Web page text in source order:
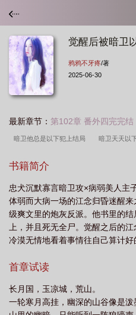
觉醒后被暗卫
鸦鸦不牙疼/著
2025-06-30
最新章节： 第102章 番外四完完结
暗卫他总是以下犯上结局 暗卫天天以
以下犯上笔趣阁
读 暗卫他总是以下犯上 暗卫以下
上 我利用暗卫身份以下犯上免费阅读
下犯上花祁落 臣想以下犯上 准了 重生
么 暗卫天天以下犯上免费阅读 暗卫
书籍简介
忠犬沉默寡言暗卫攻×病弱美人主
体弱而大病一场的江念归昏迷醒
级爽文里的炮灰反派。他书里的
上，并且死无全尸。觉醒之后的
冷漠无情地看着事情往自己算计
手的时候，总会有一个身形高大的
忍的笑。“扔到后山去喂狼。”2一
死也不忘把自己主人的尸骨揽进
首章试读
长月国，玉凉城，荒山。
一轮寒月高挂，幽深的山谷像是